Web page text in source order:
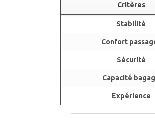
Critères
Stabilité
Confort
Sécurité
Capacité
Expérience